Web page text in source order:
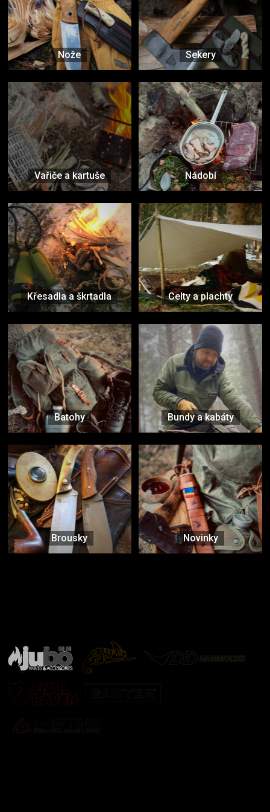
Nože Sekery
Vařiče a kartuše Nádobí
Křesadla a škrtadla Celty a plachty
Batohy Bundy a kabáty
Brousky Novinky